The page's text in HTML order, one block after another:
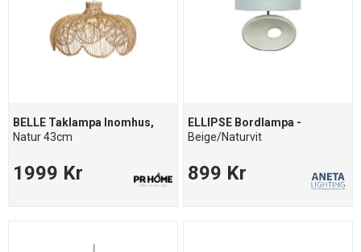
BELLE Taklampa Inomhus,
Natur 43cm
1999 Kr
ELLIPSE Bordlampa -
Beige/Naturvit
899 Kr